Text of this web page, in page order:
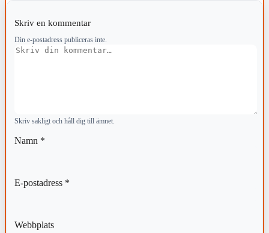
Skriv en kommentar
Din e-postadress publiceras inte.
Kommentar
Skriv sakligt och håll dig till ämnet.
Namn *
E-postadress *
Webbplats